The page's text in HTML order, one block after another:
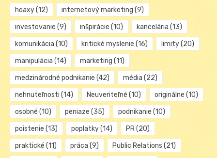
hoaxy(12) internetový marketing (9)
investovanie (9) inšpirácie (10) kancelária (13)
komunikácia (10) kritické myslenie (16) limity(20)
manipulácia (14) marketing (11)
medzinárodné podnikanie (42) média (22)
nehnuteľnosti (14) Neuveriteľné (10) originálne (10)
osobné (10) peniaze (35) podnikanie (10)
poistenie (13) poplatky(14) PR(20)
praktické (11) práca (9) Public Relations (21)